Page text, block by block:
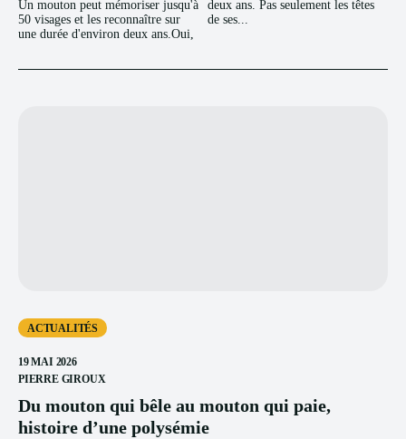
Un mouton peut mémoriser jusqu'à
50 visages et les reconnaître sur
une durée d'environ deux ans.Oui,
deux ans. Pas seulement les têtes
de ses...
ACTUALITÉS
19 MAI 2026
PIERRE GIROUX
Du mouton qui bêle au mouton qui paie,
histoire d’une polysémie